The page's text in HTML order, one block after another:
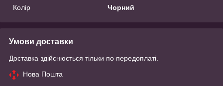
Колір
Чорний
Умови доставки
Доставка здійснюється тільки по передоплаті.
Нова Пошта